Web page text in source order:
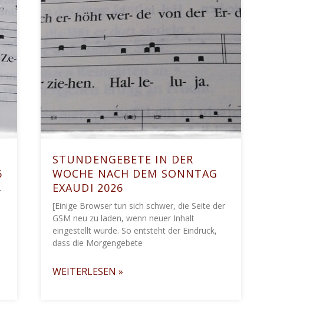
STUNDENGEBETE IN DER
WOCHE NACH DEM SONNTAG
EXAUDI 2026
[Einige Browser tun sich schwer, die Seite der
GSM neu zu laden, wenn neuer Inhalt
eingestellt wurde. So entsteht der Eindruck,
dass die Morgengebete
WEITERLESEN »